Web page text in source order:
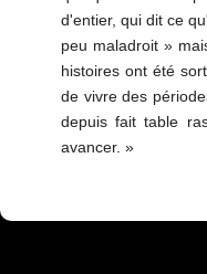
d'entier, qui dit ce
peu maladroit »
histoires ont été
de vivre des
depuis fait table
avancer. »